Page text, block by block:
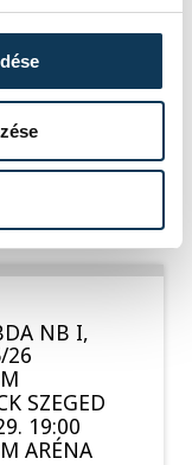
18:15
NEKA
NB I,
26
SZEGED
19:00
ARÉNA